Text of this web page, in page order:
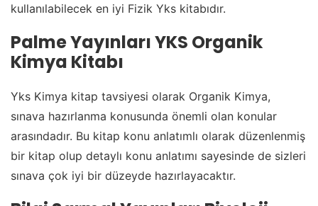
kullanılabilecek en iyi Fizik Yks kitabıdır.
Palme Yayınları YKS Organik
Kimya Kitabı
Yks Kimya kitap tavsiyesi olarak Organik Kimya,
sınava hazırlanma konusunda önemli olan konular
arasındadır. Bu kitap konu anlatımlı olarak düzenlenmiş
bir kitap olup detaylı konu anlatımı sayesinde de sizleri
sınava çok iyi bir düzeyde hazırlayacaktır.